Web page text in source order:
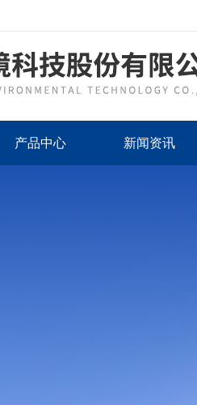
产品中心 新闻资讯